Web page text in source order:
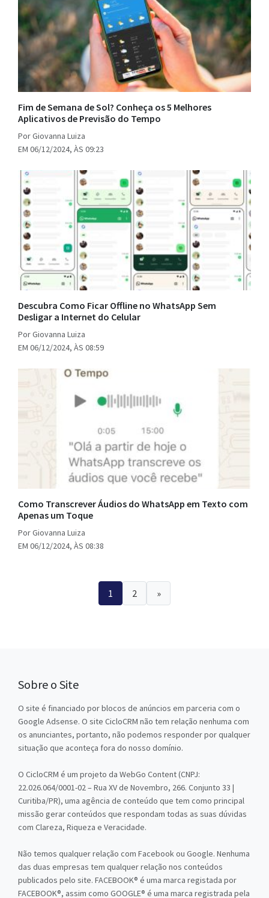
Fim de Semana de Sol? Conheça os 5 Melhores
Aplicativos de Previsão do Tempo
Por Giovanna Luiza
EM 06/12/2024, ÀS 09:23
Descubra Como Ficar Offline no WhatsApp Sem
Desligar a Internet do Celular
Por Giovanna Luiza
EM 06/12/2024, ÀS 08:59
Como Transcrever Áudios do WhatsApp em Texto com
Apenas um Toque
Por Giovanna Luiza
EM 06/12/2024, ÀS 08:38
1 2 »
Sobre o Site
O site é financiado por blocos de anúncios em parceria com o
Google Adsense. O site CicloCRM não tem relação nenhuma com
os anunciantes, portanto, não podemos responder por qualquer
situação que aconteça fora do nosso domínio.
O CicloCRM é um projeto da WebGo Content (CNPJ:
22.026.064/0001-02 – Rua XV de Novembro, 266. Conjunto 33 |
Curitiba/PR), uma agência de conteúdo que tem como principal
missão gerar conteúdos que respondam todas as suas dúvidas
com Clareza, Riqueza e Veracidade.
Não temos qualquer relação com Facebook ou Google. Nenhuma
das duas empresas tem qualquer relação nos conteúdos
publicados pelo site. FACEBOOK® é uma marca registada por
FACEBOOK®, assim como GOOGLE® é uma marca registrada pela